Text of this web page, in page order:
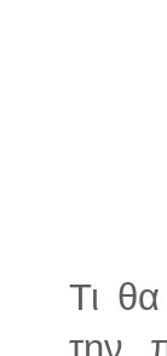
Τι
την